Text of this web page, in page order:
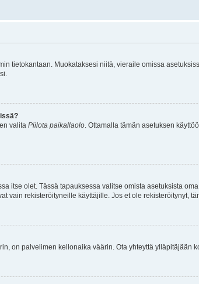
tietokantaan. Muokataksesi niitä, vieraile omissa
valita Piilota paikallaolo . Ottamalla tämän asetuksen
itse olet. Tässä tapauksessa valitse omista asetuksista
vain rekisteröityneille käyttäjille. Jos et ole rekisteröitynyt,
on palvelimen kellonaika väärin. Ota yhteyttä ylläpitäjään